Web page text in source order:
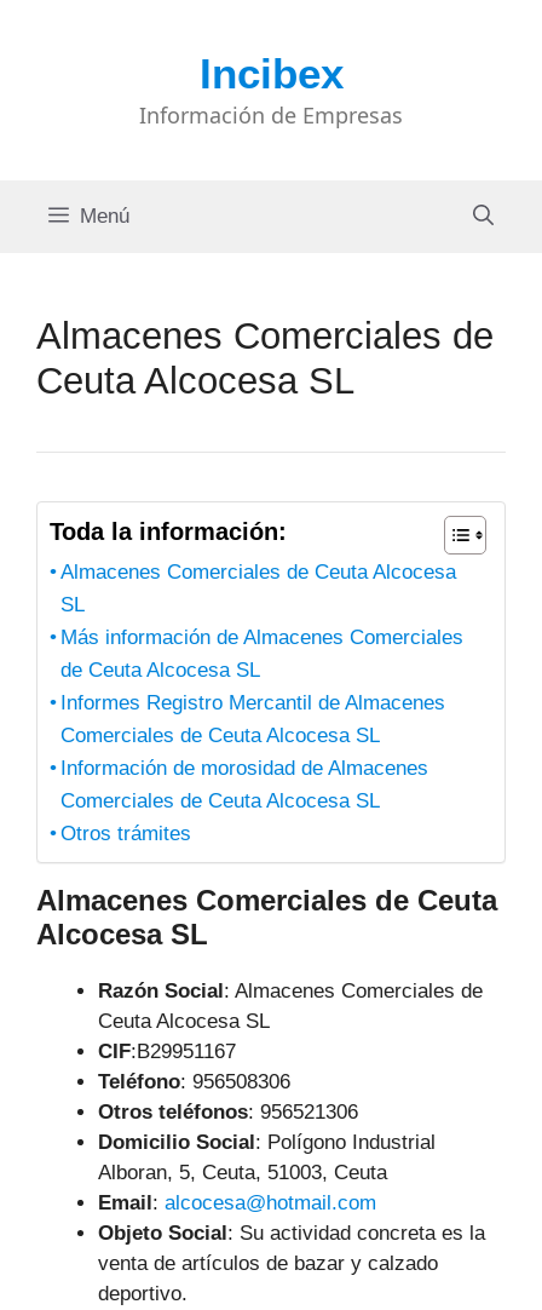
Incibex
Información de Empresas
Menú
Almacenes Comerciales de
Ceuta Alcocesa SL
Toda la información:
Almacenes Comerciales de Ceuta Alcocesa
SL
Más información de Almacenes Comerciales
de Ceuta Alcocesa SL
Informes Registro Mercantil de Almacenes
Comerciales de Ceuta Alcocesa SL
Información de morosidad de Almacenes
Comerciales de Ceuta Alcocesa SL
Otros trámites
Almacenes Comerciales de Ceuta
Alcocesa SL
Razón Social: Almacenes Comerciales de
Ceuta Alcocesa SL
CIF:B29951167
Teléfono: 956508306
Otros teléfonos: 956521306
Domicilio Social: Polígono Industrial
Alboran, 5, Ceuta, 51003, Ceuta
Email: alcocesa@hotmail.com
Objeto Social: Su actividad concreta es la
venta de artículos de bazar y calzado
deportivo.